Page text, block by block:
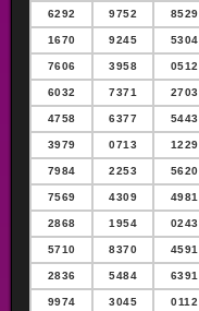
6292 9752 8529
1670 9245 5304
7606 3958 0512
6032 7371 2703
4758 6377 5443
3979 0713 1229
7984 2253 5620
7569 4309 4981
2868 1954 0243
5710 8370 4591
2836 5484 6391
9974 3045 0112